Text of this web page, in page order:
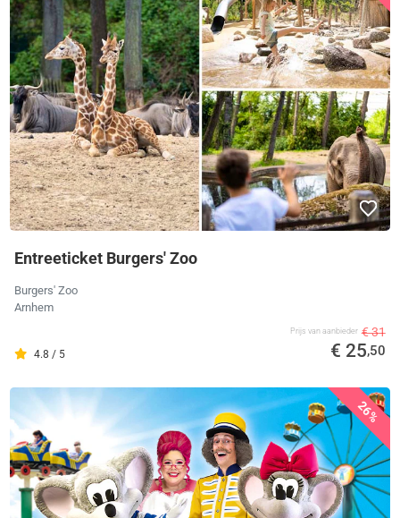
Entreeticket Burgers' Zoo
Burgers' Zoo
Arnhem
4.8 / 5
Prijs van aanbieder € 31
€ 25,50
26%